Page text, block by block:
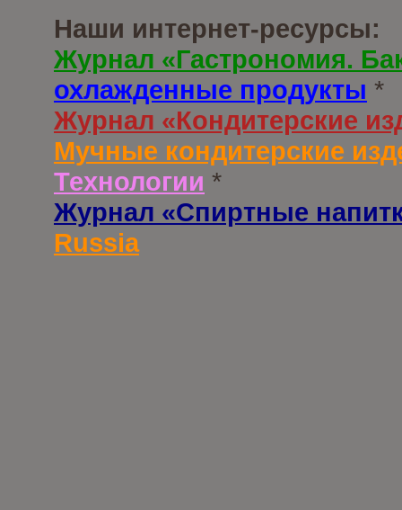
Наши интернет-ресурсы:
Журнал «Гастрономия.
охлажденные продукты *
Журнал «Кондитерские
Мучные кондитерские
Технологии *
Журнал «Спиртные
Russia